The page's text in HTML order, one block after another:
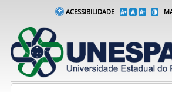
ACESSIBILIDADE
Busca